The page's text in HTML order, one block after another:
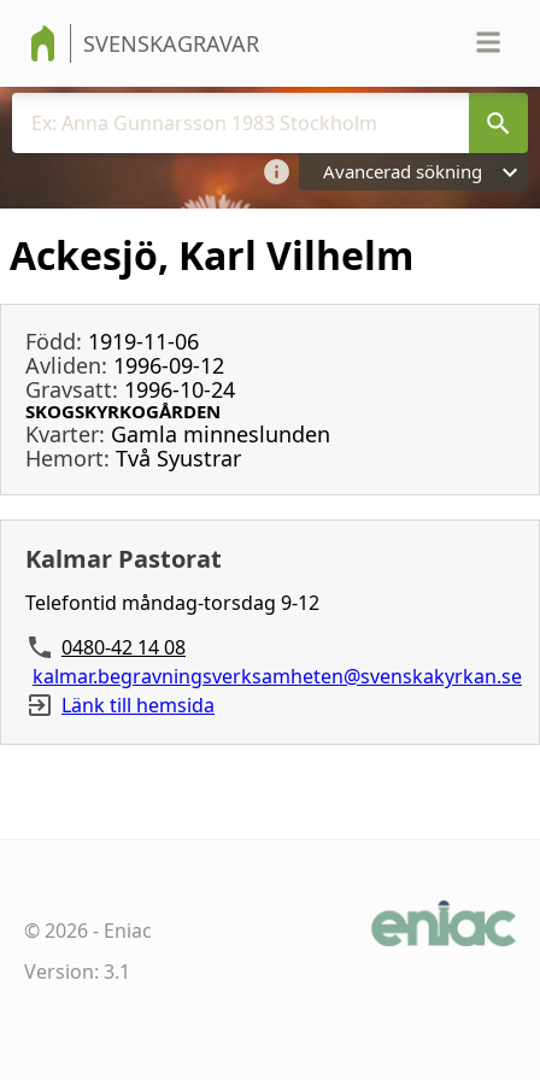
SVENSKAGRAVAR
Avancerad sökning
Ackesjö, Karl Vilhelm
Född: 1919-11-06
Avliden: 1996-09-12
Gravsatt: 1996-10-24
SKOGSKYRKOGÅRDEN
Kvarter: Gamla minneslunden
Hemort: Två Syustrar
Kalmar Pastorat
Telefontid måndag-torsdag 9-12
0480-42 14 08
kalmar.begravningsverksamheten@svenskakyrkan.se
Länk till hemsida
©2026- Eniac
Version: 3.1